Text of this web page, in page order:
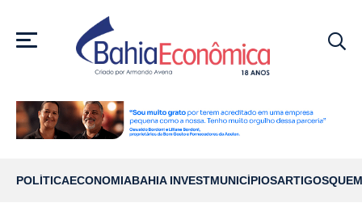
MENU
POLÍTICAECONOMIABAHIA INVESTMUNICÍPIOSARTIGOS